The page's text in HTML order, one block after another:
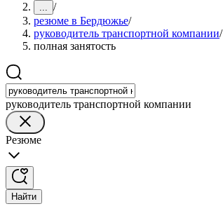
... /
резюме в Бердюжье/
руководитель транспортной компании/
полная занятость
руководитель транспортной компании
Резюме
Найти